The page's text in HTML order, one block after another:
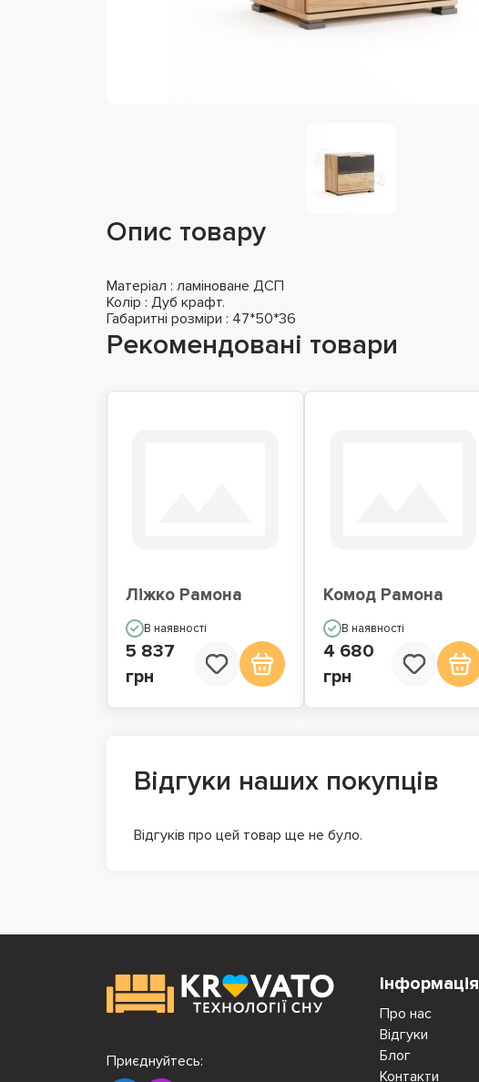
Опис товару
Матеріал : ламіноване ДСП
Колір : Дуб крафт.
Габаритні розміри : 47*50*36
Рекомендовані товари
Ліжко Рамона
В наявності
5 837
грн
Комод Рамона
В наявності
4 680
грн
Відгуки наших покупців
Відгуків про цей товар ще не було.
Інформація
Про нас
Відгуки
Блог
Контакти
Приєднуйтесь: